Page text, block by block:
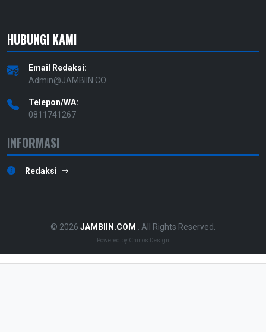
HUBUNGI KAMI
Email Redaksi:
Admin@JAMBIIN.CO
Telepon/WA:
0811741267
INFORMASI
Redaksi
© 2026 JAMBIIN.COM . All Rights Reserved.
Powered by Chinos Design